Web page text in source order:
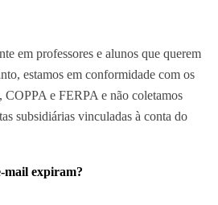
em professores e alunos que querem
estamos em conformidade com os
e FERPA e não coletamos
subsidiárias vinculadas à conta do
mail expiram?